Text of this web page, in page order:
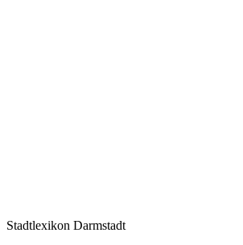
Stadtlexikon Darmstadt